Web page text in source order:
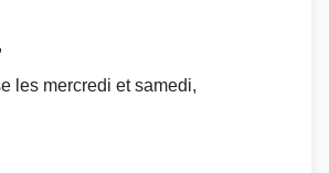
les mercredi et samedi,